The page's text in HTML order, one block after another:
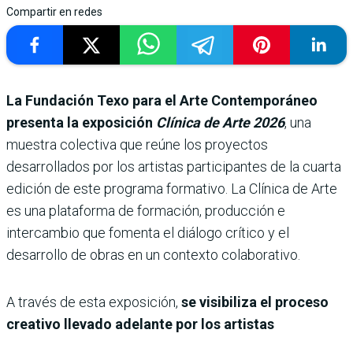
Compartir en redes
La Fundación Texo para el Arte Contemporáneo
presenta la exposición Clínica de Arte 2026, una
muestra colectiva que reúne los proyectos
desarrollados por los artistas participantes de la cuarta
edición de este programa formativo. La Clínica de Arte
es una plataforma de formación, producción e
intercambio que fomenta el diálogo crítico y el
desarrollo de obras en un contexto colaborativo.
A través de esta exposición, se visibiliza el proceso
creativo llevado adelante por los artistas